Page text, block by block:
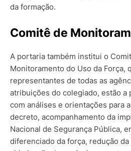
da formação.
Comitê de
A portaria também institui o
Monitoramento do Uso da Força,
representantes de todas as
atribuições do colegiado, estão a
com análises e orientações para
decreto, acompanhamento da
Nacional de Segurança Pública,
diferenciado da força, redução